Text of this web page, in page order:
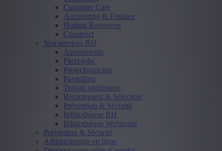
Customer Care
Accounting & Finance
Human Resources
Construct
Nos services RH
Assessments
Flexi-jobs
Projectsourcing
Payrolling
Travail intérimaire
Recrutement & Sélection
Prévention & Sécurité
Bibliothèque RH
Bibliothèque Webinaire
Prévention & Sécurité
Administration en ligne